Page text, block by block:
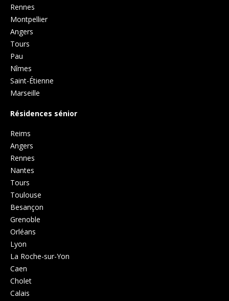
Rennes
Montpellier
Angers
Tours
Pau
Nîmes
Saint-Étienne
Marseille
Résidences sénior
Reims
Angers
Rennes
Nantes
Tours
Toulouse
Besançon
Grenoble
Orléans
Lyon
La Roche-sur-Yon
Caen
Cholet
Calais